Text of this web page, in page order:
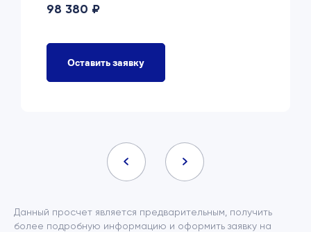
98 380 ₽
Оставить заявку
Данный просчет является предварительным, получить
более подробную информацию и оформить заявку на